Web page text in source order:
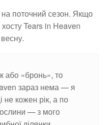
на поточний сезон. Якщо
Tears in Heaven
або «бронь», то
зараз нема — я
кожен рік, а по
— з мого